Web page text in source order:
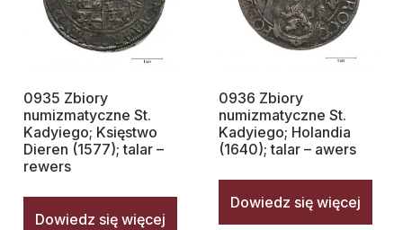
0935 Zbiory
numizmatyczne St.
Kadyiego; Księstwo
Dieren (1577); talar –
rewers
Dowiedz się więcej
0936 Zbiory
numizmatyczne St.
Kadyiego; Holandia
(1640); talar – awers
Dowiedz się więcej